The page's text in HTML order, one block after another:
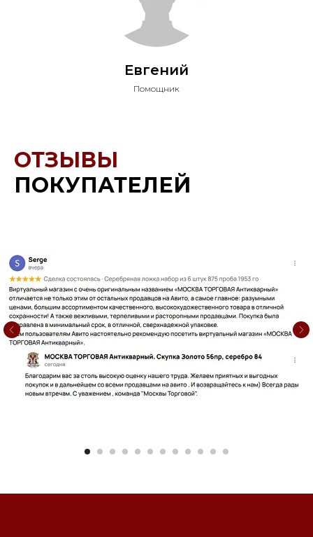
Евгений
Помощник
ОТЗЫВЫ
ПОКУПАТЕЛЕЙ